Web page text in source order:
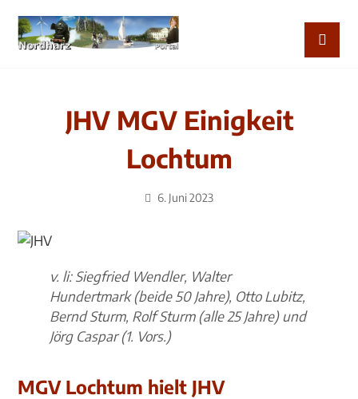
JHV MGV Einigkeit
Lochtum
6. Juni 2023
v. li: Siegfried Wendler, Walter
Hundertmark (beide 50 Jahre), Otto Lubitz,
Bernd Sturm, Rolf Sturm (alle 25 Jahre) und
Jörg Caspar (1. Vors.)
MGV Lochtum hielt JHV